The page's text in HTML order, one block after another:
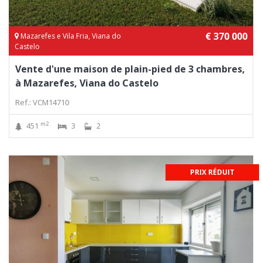
Mazarefes e Vila Fria, Viana do
Castelo
€ 370 000
Vente d'une maison de plain-pied de 3 chambres,
à Mazarefes, Viana do Castelo
Ref.: VCM14710
451 m2 3 2
PRIX RÉDUIT